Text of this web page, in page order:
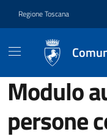
Regione Toscana
Modulo
persone